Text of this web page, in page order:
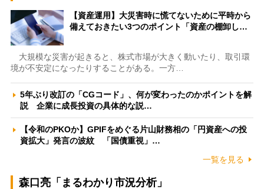
【資産運用】大災害時に慌てないために平時から
備えておきたい3つのポイント「資産の棚卸し…
大規模な災害が起きると、株式市場が大きく動いたり、取引環
境が不安定になったりすることがある。一方…
5年ぶり改訂の「CGコード」、何が変わったのかポイントを解
説 企業に成長投資の具体的な説…
【令和のPKOか】GPIFをめぐる片山財務相の「円資産への投
資拡大」発言の波紋 「国債重視」…
一覧を見る
森口亮「まるわかり市況分析」